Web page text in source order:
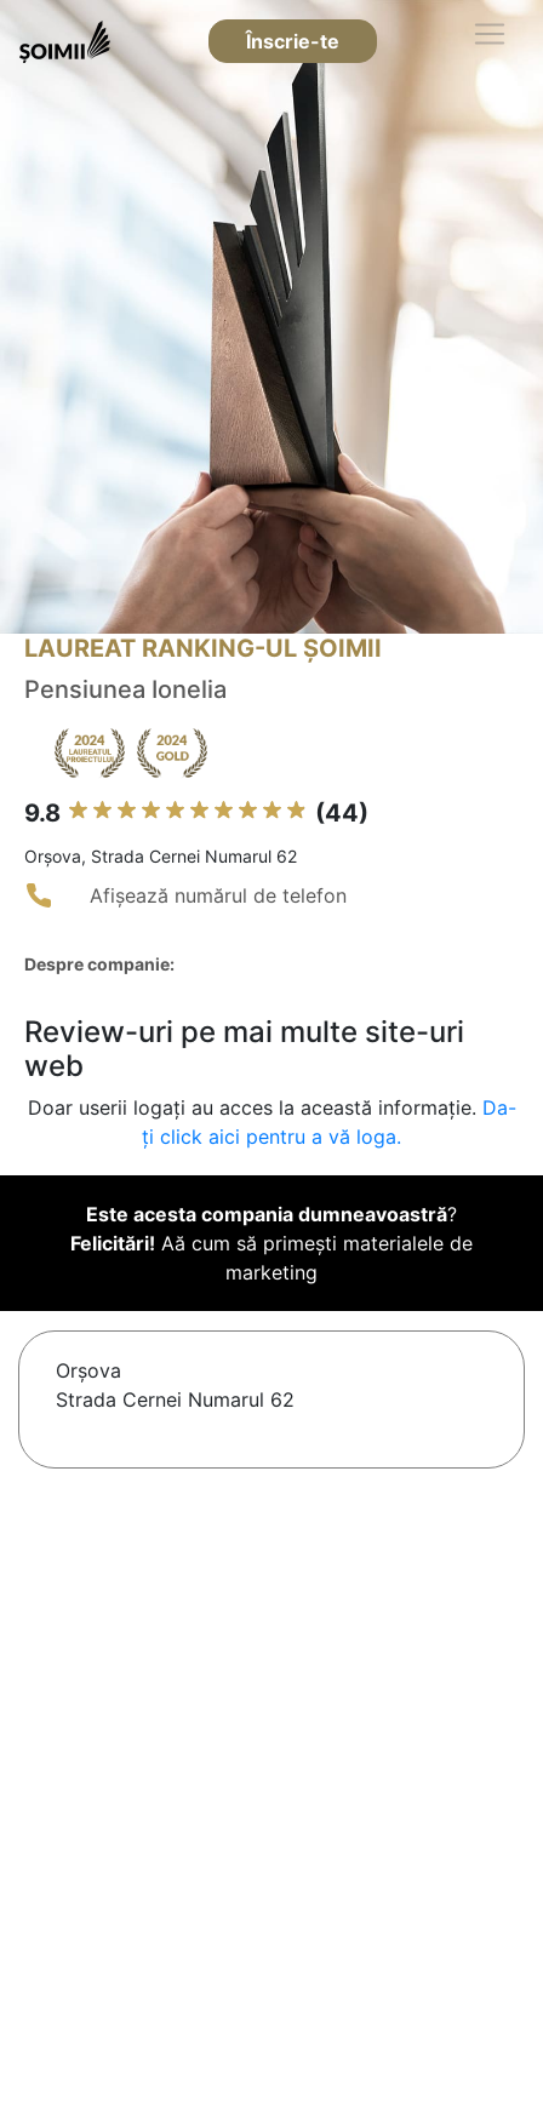
Înscrie-te
LAUREAT RANKING-UL ȘOIMII
Pensiunea Ionelia
9.8 (44)
Orşova, Strada Cernei Numarul 62
Afișează numărul de telefon
Despre companie:
Review-uri pe mai multe site-uri
web
Doar userii logați au acces la această informație. Da-
ți click aici pentru a vă loga.
Este acesta compania dumneavoastră?
Felicitări! Aă cum să primești materialele de
marketing
Orşova
Strada Cernei Numarul 62